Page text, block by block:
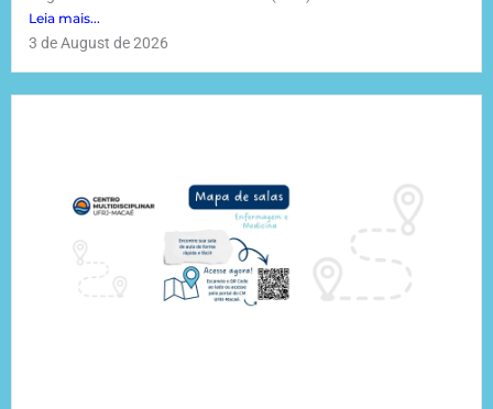
Leia mais...
3 de August de 2026